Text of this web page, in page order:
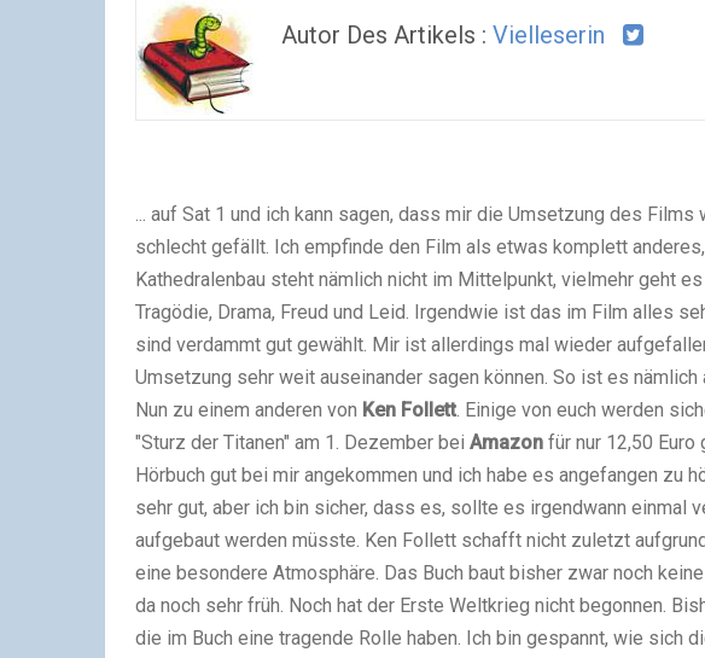
Autor Des Artikels : Vielleserin
... auf Sat 1 und ich kann sagen, dass mir die Umsetzung des
schlecht gefällt. Ich empfinde den Film als etwas komplett
Kathedralenbau steht nämlich nicht im Mittelpunkt, vielmehr geht
Tragödie, Drama, Freud und Leid. Irgendwie ist das im Film alles
sind verdammt gut gewählt. Mir ist allerdings mal wieder
Umsetzung sehr weit auseinander sagen können. So ist es nämlich
Nun zu einem anderen von Ken Follett. Einige von euch werden
"Sturz der Titanen" am 1. Dezember bei Amazon für nur 12,50
Hörbuch gut bei mir angekommen und ich habe es angefangen zu
sehr gut, aber ich bin sicher, dass es, sollte es irgendwann einmal
aufgebaut werden müsste. Ken Follett schafft nicht zuletzt
eine besondere Atmosphäre. Das Buch baut bisher zwar noch
da noch sehr früh. Noch hat der Erste Weltkrieg nicht begonnen.
die im Buch eine tragende Rolle haben. Ich bin gespannt, wie sich